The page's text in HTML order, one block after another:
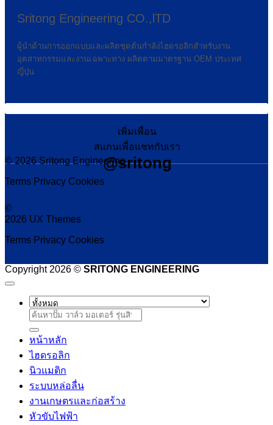
Sritong Engineering CO.,lTD
ผู้นำด้านการออกแบบและผลิตชุดต้นกำลังไฮดรอลิกสำหรับงาน
อุตสาหกรรมและงานเฉพาะทาง ผลิตตามมาตรฐาน OEM ประเทศ
ญี่ปุ่น
เพิ่มเพื่อน
สแกนเพื่อแชทกับเรา
@sritong
© 2026 Sritong Engineering
Terms Privacy Cookies
©
2026 UX Themes
Terms Privacy Cookies
Copyright 2026 © SRITONG ENGINEERING
ค้นหา:
หน้าหลัก
ไฮดรอลิก
นิวแมติก
ระบบหล่อลื่น
งานเกษตรและก่อสร้าง
หัวขับไฟฟ้า